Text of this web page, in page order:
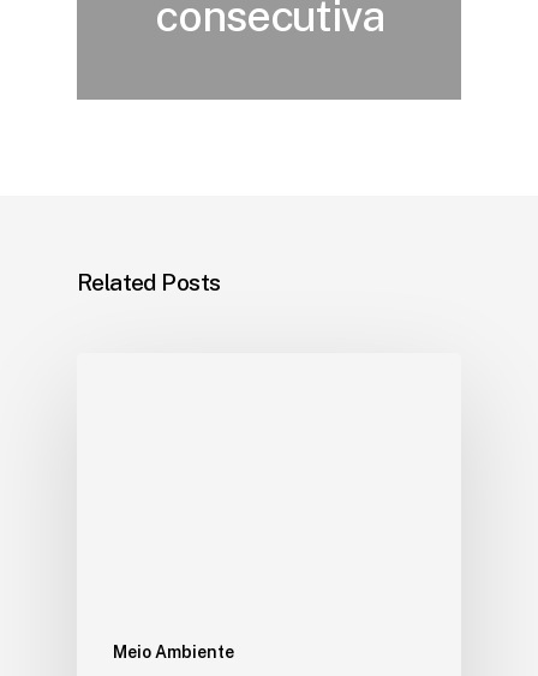
consecutiva
Related Posts
Meio Ambiente